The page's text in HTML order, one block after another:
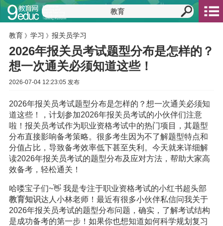
教育 》 学习 》 报关员学习
2026年报关员考试题型分布是怎样的？
想一次通关必须知道这些！
2026-07-04 12:23:05 发布
2026年报关员考试题型分布是怎样的？想一次通关必须知
道这些！，计划参加2026年报关员考试的小伙伴们注意
啦！报关员考试作为职业资格考试中的热门项目，其题型
分布直接影响备考策略。很多考生因为不了解题型特点和
分值占比，导致备考效率低下甚至失利。今天就来详细解
读2026年报关员考试的题型分布及应对方法，帮助大家高
效备考，轻松通关！
哈喽宝子们~👋 我是专注于职业资格考试的小红书超头部
教育知识达人小林老师！最近有很多小伙伴私信问我关于
2026年报关员考试的题型分布问题，确实，了解考试结构
是成功备考的第一步！如果你也想知道如何科学规划复习